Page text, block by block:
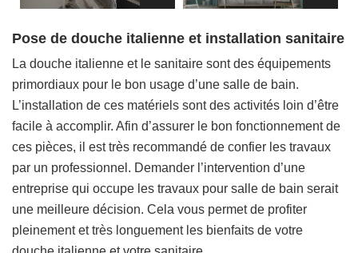
Pose de douche italienne et installation sanitaire
La douche italienne et le sanitaire sont des équipements
primordiaux pour le bon usage d’une salle de bain.
L’installation de ces matériels sont des activités loin d’être
facile à accomplir. Afin d’assurer le bon fonctionnement de
ces pièces, il est très recommandé de confier les travaux
par un professionnel. Demander l’intervention d’une
entreprise qui occupe les travaux pour salle de bain serait
une meilleure décision. Cela vous permet de profiter
pleinement et très longuement les bienfaits de votre